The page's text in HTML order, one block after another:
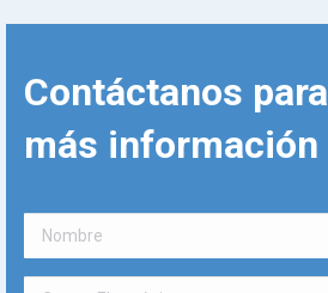
Contáctanos para
más información